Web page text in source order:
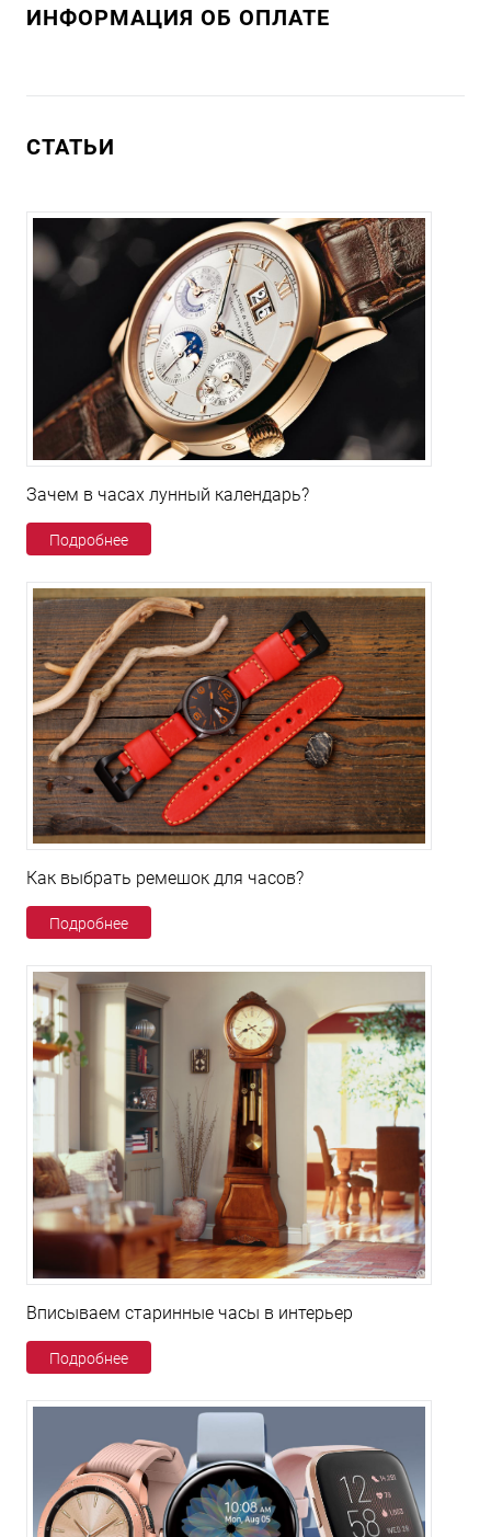
ИНФОРМАЦИЯ ОБ ОПЛАТЕ
СТАТЬИ
Зачем в часах лунный календарь?
Подробнее
Как выбрать ремешок для часов?
Подробнее
Вписываем старинные часы в интерьер
Подробнее